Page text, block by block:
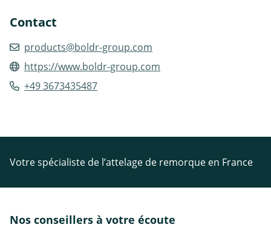
Contact
products@boldr-group.com
https://www.boldr-group.com
+49 3673435487
Votre spécialiste de l’attelage de remorque en France
Nos conseillers à votre écoute